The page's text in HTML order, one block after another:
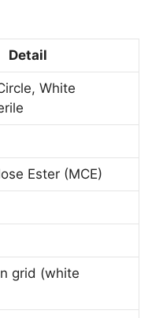
Detail
White
Ester (MCE)
grid (white